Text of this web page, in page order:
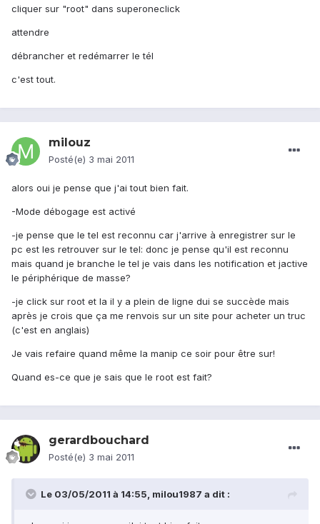
cliquer sur "root" dans superoneclick
attendre
débrancher et redémarrer le tél
c'est tout.
milouz
Posté(e) 3 mai 2011
alors oui je pense que j'ai tout bien fait.
-Mode débogage est activé
-je pense que le tel est reconnu car j'arrive à enregistrer sur le
pc est les retrouver sur le tel: donc je pense qu'il est reconnu
mais quand je branche le tel je vais dans les notification et jactive
le périphérique de masse?
-je click sur root et la il y a plein de ligne dui se succède mais
après je crois que ça me renvois sur un site pour acheter un truc
(c'est en anglais)
Je vais refaire quand même la manip ce soir pour être sur!
Quand es-ce que je sais que le root est fait?
gerardbouchard
Posté(e) 3 mai 2011
Le 03/05/2011 à 14:55, milou1987 a dit :